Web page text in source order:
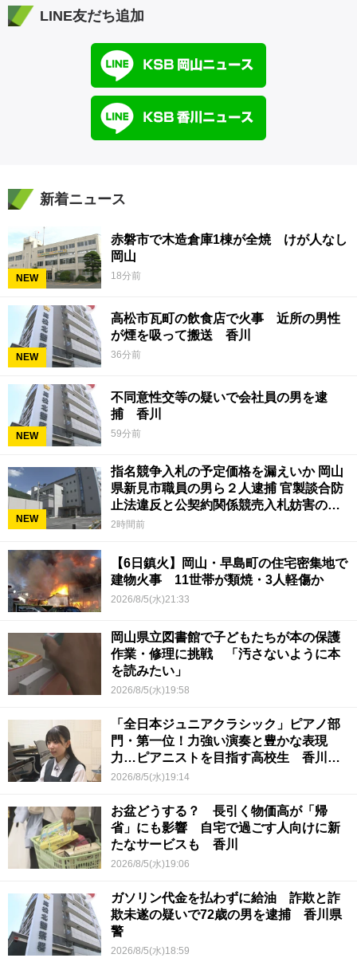
LINE友だち追加
新着ニュース
NEW
赤磐市で木造倉庫1棟が全焼 けが人なし
岡山
18分前
NEW
高松市瓦町の飲食店で火事 近所の男性
が煙を吸って搬送 香川
36分前
NEW
不同意性交等の疑いで会社員の男を逮
捕 香川
59分前
NEW
指名競争入札の予定価格を漏えいか 岡山
県新見市職員の男ら２人逮捕 官製談合防
止法違反と公契約関係競売入札妨害の疑
い
2時間前
【6日鎮火】岡山・早島町の住宅密集地で
建物火事 11世帯が類焼・3人軽傷か
2026/8/5(水)21:33
岡山県立図書館で子どもたちが本の保護
作業・修理に挑戦 「汚さないように本
を読みたい」
2026/8/5(水)19:58
「全日本ジュニアクラシック」ピアノ部
門・第一位！力強い演奏と豊かな表現
力…ピアニストを目指す高校生 香川
【青春のキセキ】
2026/8/5(水)19:14
お盆どうする？ 長引く物価高が「帰
省」にも影響 自宅で過ごす人向けに新
たなサービスも 香川
2026/8/5(水)19:06
ガソリン代金を払わずに給油 詐欺と詐
欺未遂の疑いで72歳の男を逮捕 香川県
警
2026/8/5(水)18:59